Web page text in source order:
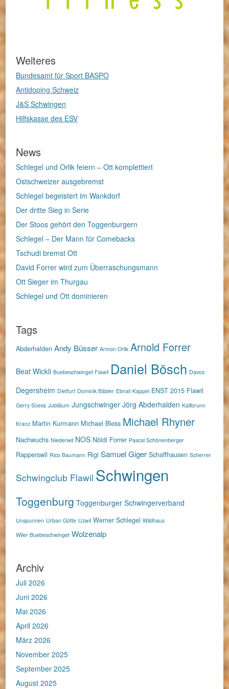
Weiteres
Bundesamt für Sport BASPO
Antidoping Schweiz
J&S Schwingen
Hilfskasse des ESV
News
Schlegel und Orlik feiern – Ott komplettiert
Ostschweizer ausgebremst
Schlegel begeistert im Wankdorf
Der dritte Sieg in Serie
Der Stoos gehört den Toggenburgern
Schlegel – Der Mann für Comebacks
Tschudi bremst Ott
David Forrer wird zum Überraschungsmann
Ott Sieger im Thurgau
Schlegel und Ott dominieren
Tags
Abderhalden Andy Büsser Armon Orlik Arnold Forrer
Beat Wickli Buebeschwinget Flawil Daniel Bösch Davos
Degersheim Dietfurt Dominik Bäbler Ebnat-Kappel ENST 2015 Flawil
Gerry Süess Jubiläum Jungschwinger Jörg Abderhalden Kaltbrunn
Kranz Martin Kurmann Michael Bless Michael Rhyner
Nachwuchs Niederwil NOS Nöldi Forrer Pascal Schönenberger
Rapperswil Rico Baumann Rigi Samuel Giger Schaffhausen Scherrer
Schwingclub Flawil Schwingen
Toggenburg Toggenburger Schwingerverband
Unspunnen Urban Götte Uzwil Werner Schlegel Wildhaus
Wiler Buebeschwinget Wolzenalp
Archiv
Juli 2026
Juni 2026
Mai 2026
April 2026
März 2026
November 2025
September 2025
August 2025